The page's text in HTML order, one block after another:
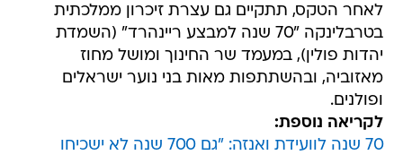
לאחר הטקס, תתקיים גם עצרת זיכרון ממלכתית
בטרבלינקה "70 שנה למבצע ריינהרד" (השמדת
יהדות פולין), במעמד שר החינוך ומושל מחוז
מאזוביה, ובהשתתפות מאות בני נוער ישראלים
ופולנים.
לקריאה נוספת:
70 שנה לוועידת ואנזה: "גם 700 שנה לא ישכיחו